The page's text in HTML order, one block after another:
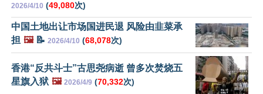
2026/4/10 (49,080次)
中国土地出让市场国进民退 风险由韭菜承
担 🖼️📝 2026/4/10 (68,078次)
香港“反共斗士”古思尧病逝 曾多次焚烧五
星旗入狱 🖼️ 2026/4/9 (70,332次)